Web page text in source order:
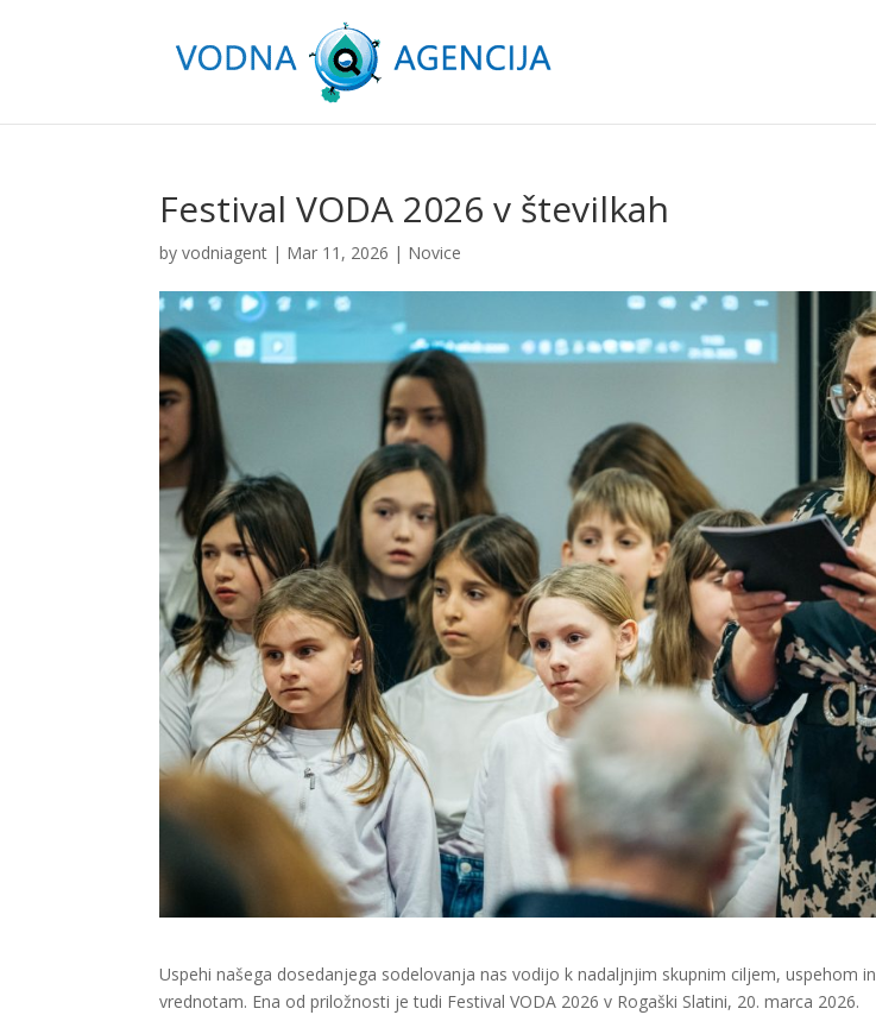
Festival VODA 2026 v številkah
byvodniagent | Mar 11, 2026 | Novice
Uspehi našega dosedanjega sodelovanja nas vodijo k nadaljnjim skupnim ciljem, uspehom in
vrednotam. Ena od priložnosti je tudi Festival VODA 2026 v Rogaški Slatini, 20. marca 2026.